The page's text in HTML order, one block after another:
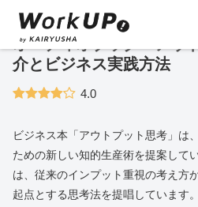
オーディオブック「アウ
介とビジネス実践方法
4.0
ビジネス本「アウトプット思考」は
ための新しい知的生産術を提案して
は、従来のインプット重視の考え方
起点とする思考法を提唱しています